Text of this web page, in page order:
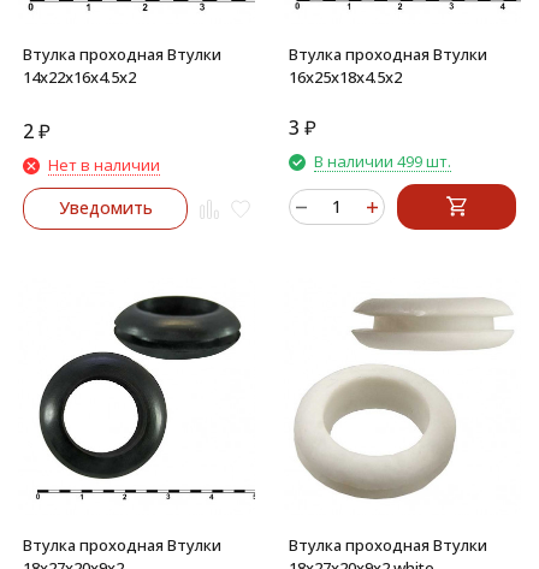
Втулка проходная Втулки
14х22х16х4.5х2
2₽
Нет в наличии
Уведомить
Втулка проходная Втулки
16х25х18х4.5х2
3 ₽
В наличии 499 шт.
Втулка проходная Втулки
Втулка проходная Втулки